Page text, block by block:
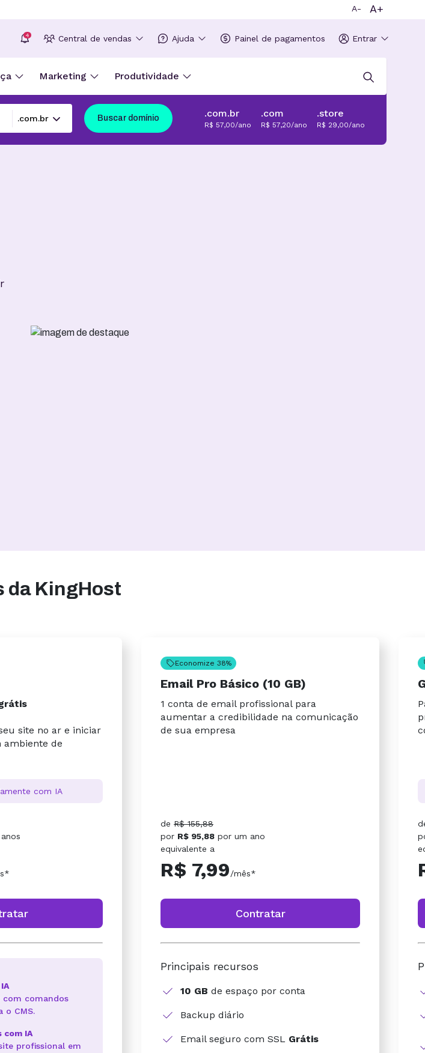
A- A+
4 Central de vendas Ajuda Painel de pagamentos Entrar
Marketing Produtividade
Buscar domínio .com.br
R$ 57,00/ano
.com
R$ 57,20/ano
.store
R$ 29,00/ano
da KingHost
site no ar e iniciar
ambiente de
com IA
com comandos
o CMS.
com IA
profissional em
Economize 38%
Email Pro Básico (10 GB)
1 conta de email profissional para
aumentar a credibilidade na comunicação
de sua empresa
de R$ 155,88
por R$ 95,88 por um ano
equivalente a
R$ 7,99/mês*
Contratar
Principais recursos
10 GB de espaço por conta
Backup diário
Email seguro com SSL Grátis